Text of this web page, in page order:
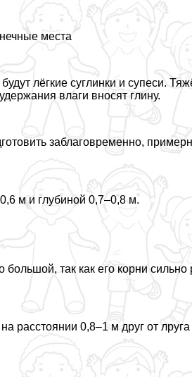
места
лёгкие суглинки и супеси.
влаги вносят глину.
заблаговременно,
м и глубиной 0,7–0,8 м.
так как его корни сильно
расстоянии 0,8–1 м друг от лруга